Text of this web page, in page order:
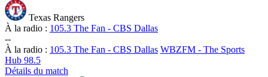
Texas Rangers
À la radio : 105.3 The Fan - CBS Dallas
--
À la radio : 105.3 The Fan - CBS Dallas WBZFM - The Sports
Hub 98.5
Détails du match